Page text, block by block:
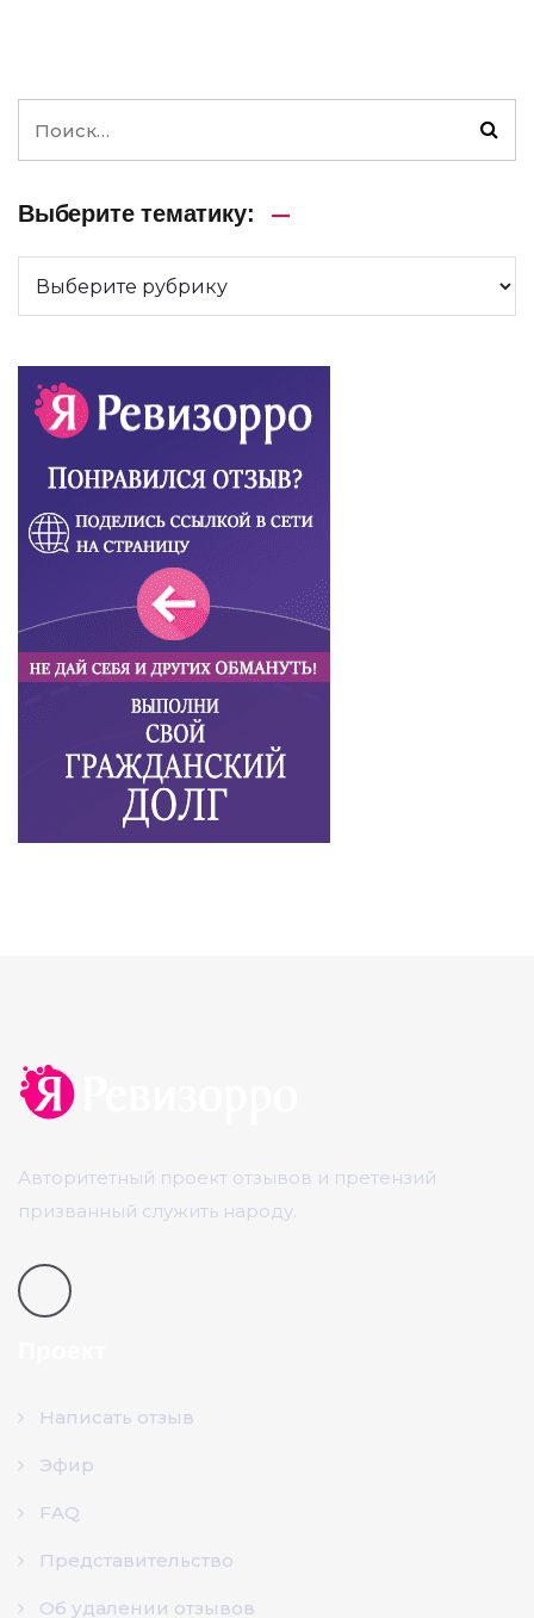
Выберите тематику:
Авторитетный проект отзывов и претензий
призванный служить народу.
Написать отзыв
Эфир
FAQ
Представительство
Об удалении отзывов